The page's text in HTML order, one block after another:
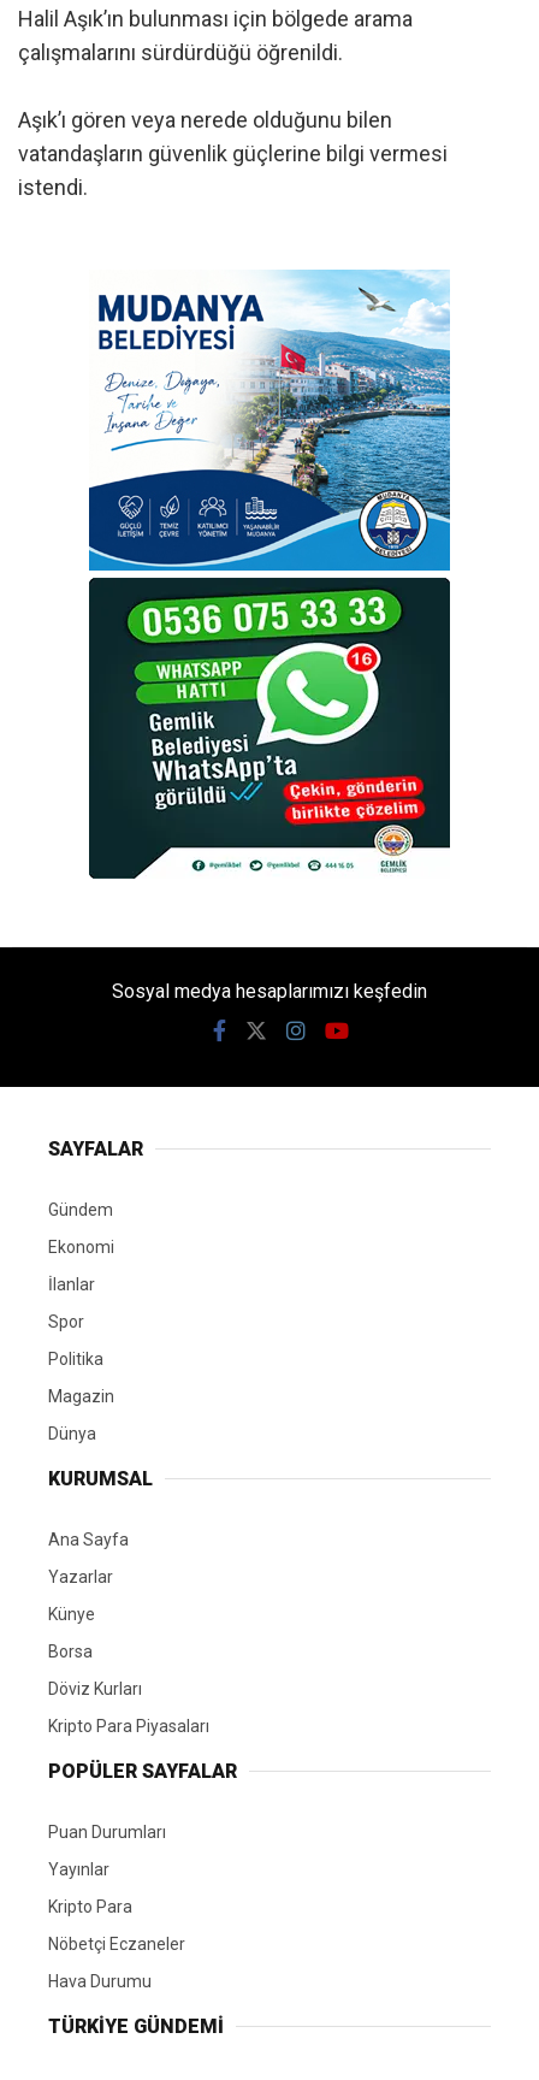
Halil Aşık’ın bulunması için bölgede arama
çalışmalarını sürdürdüğü öğrenildi.
Aşık’ı gören veya nerede olduğunu bilen
vatandaşların güvenlik güçlerine bilgi vermesi
istendi.
Sosyal medya hesaplarımızı keşfedin
SAYFALAR
Gündem
Ekonomi
İlanlar
Spor
Politika
Magazin
Dünya
KURUMSAL
Ana Sayfa
Yazarlar
Künye
Borsa
Döviz Kurları
Kripto Para Piyasaları
POPÜLER SAYFALAR
Puan Durumları
Yayınlar
Kripto Para
Nöbetçi Eczaneler
Hava Durumu
TÜRKIYE GÜNDEMI